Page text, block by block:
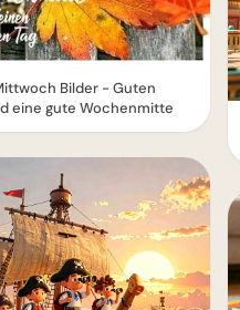
Bilder - Guten
eine gute Wochenmitte